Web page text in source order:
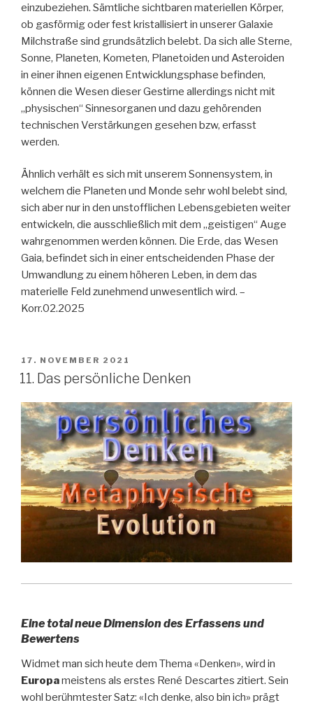
einzubeziehen. Sämtliche sichtbaren materiellen Körper,
ob gasförmig oder fest kristallisiert in unserer Galaxie
Milchstraße sind grundsätzlich belebt. Da sich alle Sterne,
Sonne, Planeten, Kometen, Planetoiden und Asteroiden
in einer ihnen eigenen Entwicklungsphase befinden,
können die Wesen dieser Gestirne allerdings nicht mit
„physischen“ Sinnesorganen und dazu gehörenden
technischen Verstärkungen gesehen bzw, erfasst
werden.
Ähnlich verhält es sich mit unserem Sonnensystem, in
welchem die Planeten und Monde sehr wohl belebt sind,
sich aber nur in den unstofflichen Lebensgebieten weiter
entwickeln, die ausschließlich mit dem „geistigen“ Auge
wahrgenommen werden können. Die Erde, das Wesen
Gaia, befindet sich in einer entscheidenden Phase der
Umwandlung zu einem höheren Leben, in dem das
materielle Feld zunehmend unwesentlich wird. –
Korr.02.2025
VERÖFFENTLICHT
AM
17. NOVEMBER 2021
11. Das persönliche Denken
Eine total neue Dimension des Erfassens und
Bewertens
Widmet man sich heute dem Thema «Denken», wird in
Europameistens als erstes René Descartes zitiert. Sein
wohl berühmtester Satz: «Ich denke, also bin ich» prägt